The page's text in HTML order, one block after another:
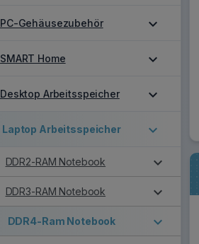
PC-Gehäusezubehör expand_more
SMART Home expand_more
Desktop Arbeitsspeicher expand_more
Laptop Arbeitsspeicher expand_more
DDR2-RAM Notebook expand_more
DDR3-RAM Notebook expand_more
DDR4-Ram Notebook expand_more